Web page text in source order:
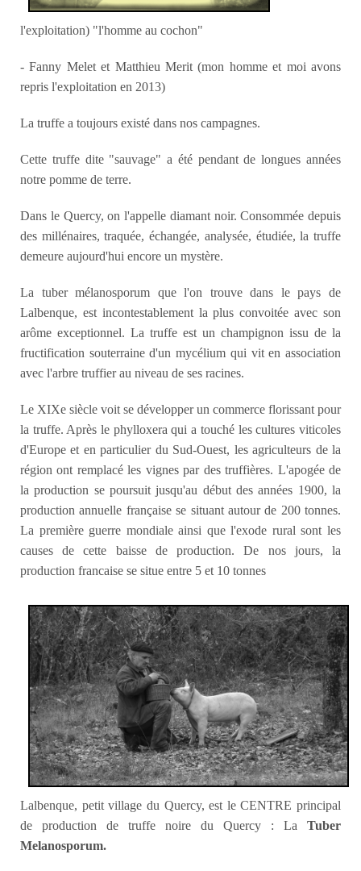
l'exploitation) "l'homme au cochon"
- Fanny Melet et Matthieu Merit (mon homme et moi avons
repris l'exploitation en 2013)
La truffe a toujours existé dans nos campagnes.
Cette truffe dite "sauvage" a été pendant de longues années
notre pomme de terre.
Dans le Quercy, on l'appelle diamant noir. Consommée depuis
des millénaires, traquée, échangée, analysée, étudiée, la truffe
demeure aujourd'hui encore un mystère.
La tuber mélanosporum que l'on trouve dans le pays de
Lalbenque, est incontestablement la plus convoitée avec son
arôme exceptionnel. La truffe est un champignon issu de la
fructification souterraine d'un mycélium qui vit en association
avec l'arbre truffier au niveau de ses racines.
Le XIXe siècle voit se développer un commerce florissant pour
la truffe. Après le phylloxera qui a touché les cultures viticoles
d'Europe et en particulier du Sud-Ouest, les agriculteurs de la
région ont remplacé les vignes par des truffières. L'apogée de
la production se poursuit jusqu'au début des années 1900, la
production annuelle française se situant autour de 200 tonnes.
La première guerre mondiale ainsi que l'exode rural sont les
causes de cette baisse de production. De nos jours, la
production francaise se situe entre 5 et 10 tonnes
Lalbenque, petit village du Quercy, est le CENTRE principal
de production de truffe noire du Quercy : La Tuber
Melanosporum.